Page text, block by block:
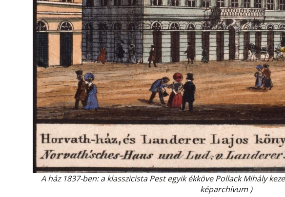
A ház 1837-ben: a klasszicista Pest egyik ékköve Pollack Mihály
képarchívum )